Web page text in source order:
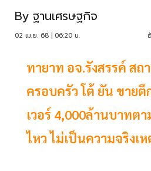
By ฐานเศรษฐกิจ
02 เม.ย. 68 | 06:20 น.
ทายาท อจ.รังสรรค์ สถ
ครอบครัว โต้ ยัน ขาย
เวอร์ 4,000ล้านบาทต
ไหว ไม่เป็นความจริงเ